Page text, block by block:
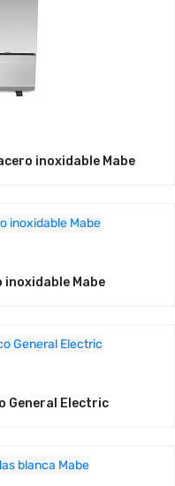
inoxidable Mabe
inoxidable Mabe
General Electric